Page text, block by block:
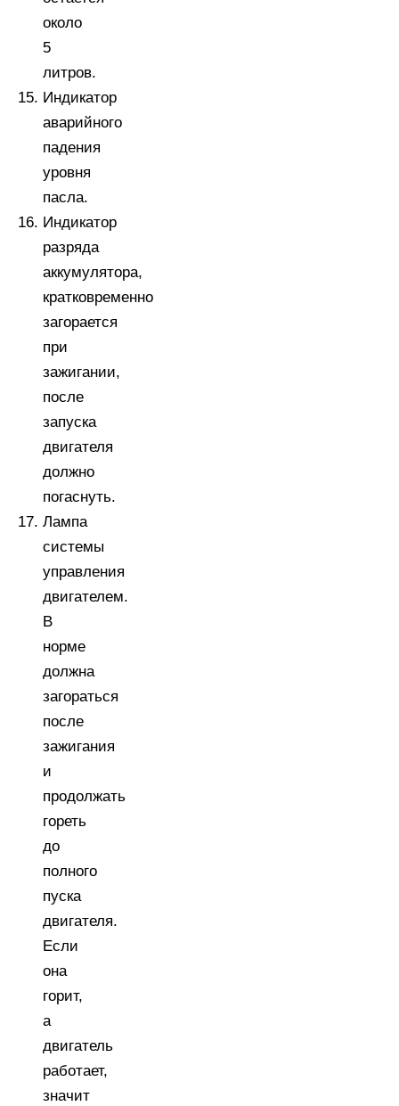
около
5
литров.
Индикатор
аварийного
падения
уровня
пасла.
Индикатор
разряда
аккумулятора,
кратковременно
загорается
при
зажигании,
после
запуска
двигателя
должно
погаснуть.
Лампа
системы
управления
двигателем.
В
норме
должна
загораться
после
зажигания
и
продолжать
гореть
до
полного
пуска
двигателя.
Если
она
горит,
а
двигатель
работает,
значит